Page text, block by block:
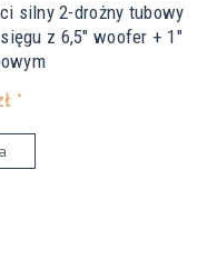
silny 2-drożny tubowy
z 6,5" woofer + 1"
*